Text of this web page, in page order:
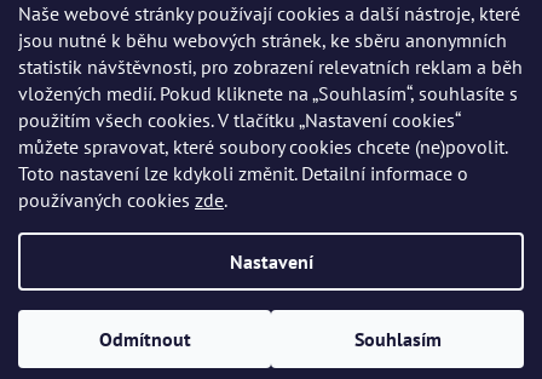
Naše webové stránky používají cookies a další nástroje, které
jsou nutné k běhu webových stránek, ke sběru anonymních
statistik návštěvnosti, pro zobrazení relevatních reklam a běh
vložených medií. Pokud kliknete na „Souhlasím“, souhlasíte s
použitím všech cookies. V tlačítku „Nastavení cookies“
můžete spravovat, které soubory cookies chcete (ne)povolit.
Toto nastavení lze kdykoli změnit. Detailní informace o
používaných cookies zde.
Nastavení
Odmítnout Souhlasím
+420 778 002 430
Přijímáme online platby
Vytvořil Shoptet
Copyright 2026PĚKNÁ KLASIKA
. Všechna práva vyhrazena.
Upravit nastavení cookies